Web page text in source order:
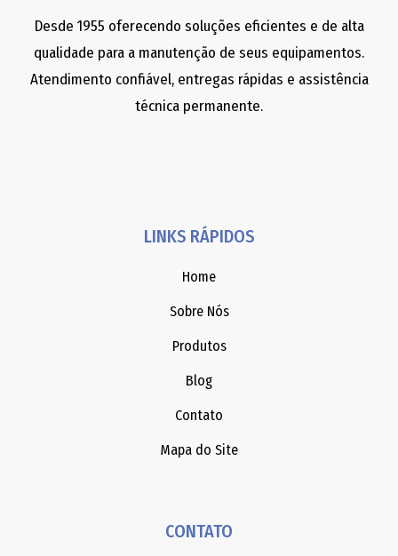
Desde 1955 oferecendo soluções eficientes e de alta
qualidade para a manutenção de seus equipamentos.
Atendimento confiável, entregas rápidas e assistência
técnica permanente.
LINKS RÁPIDOS
Home
Sobre Nós
Produtos
Blog
Contato
Mapa do Site
CONTATO